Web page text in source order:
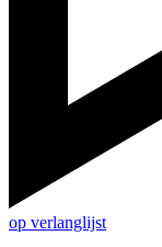
op verlanglijst